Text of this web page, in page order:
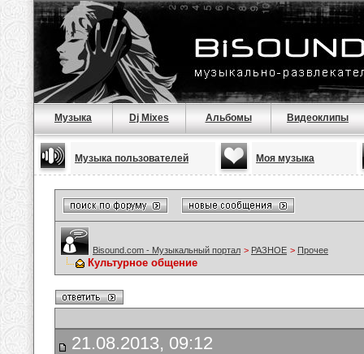
Музыка Dj Mixes Альбомы Видеоклипы
Музыка пользователей Моя музыка
Bisound.com - Музыкальный портал > РАЗНОЕ > Прочее
Культурное общение
21.08.2013, 09:12